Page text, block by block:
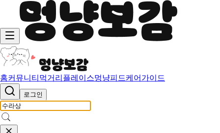
홈커뮤니티 먹거리 플레이스멍냥피드케어가이드
로그인